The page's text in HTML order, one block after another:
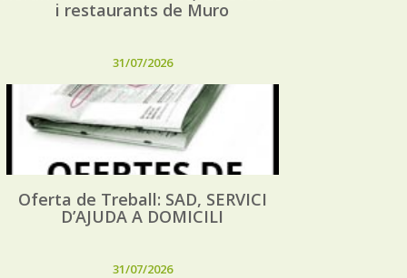
i restaurants de Muro
31/07/2026
Oferta de Treball: SAD, SERVICI
D’AJUDA A DOMICILI
31/07/2026